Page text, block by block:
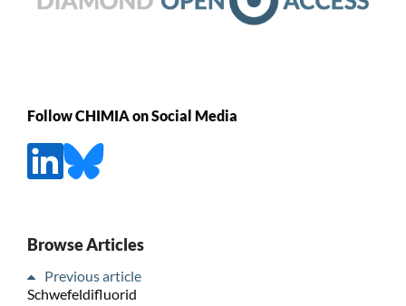
Follow CHIMIA on Social Media
Browse Articles
Previous article
Schwefeldifluorid